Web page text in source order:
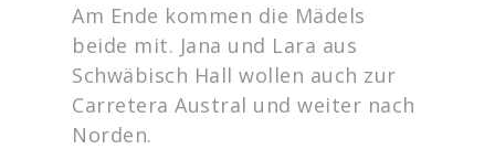
Am Ende kommen die Mädels
beide mit. Jana und Lara aus
Schwäbisch Hall wollen auch zur
Carretera Austral und weiter nach
Norden.